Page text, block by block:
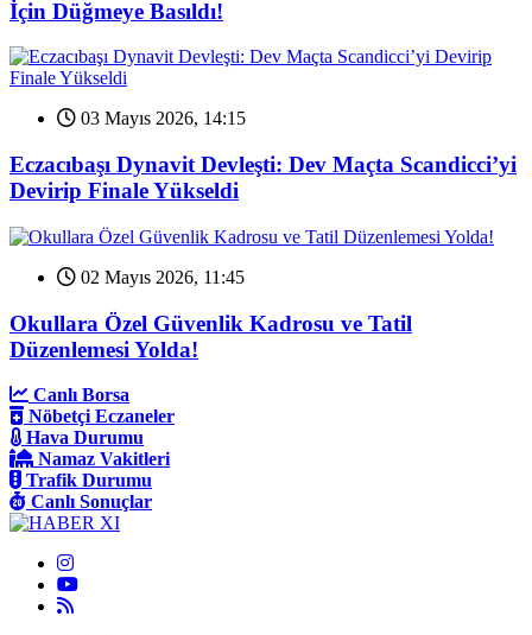
İçin Düğmeye Basıldı!
03 Mayıs 2026, 14:15
Eczacıbaşı Dynavit Devleşti: Dev Maçta Scandicci’yi
Devirip Finale Yükseldi
02 Mayıs 2026, 11:45
Okullara Özel Güvenlik Kadrosu ve Tatil
Düzenlemesi Yolda!
Canlı Borsa
Nöbetçi Eczaneler
Hava Durumu
Namaz Vakitleri
Trafik Durumu
Canlı Sonuçlar